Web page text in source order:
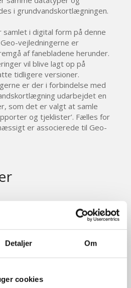
Detaljer Om
cookies
i grundvandskortlægningen.
i digital form på denne
vejledningerne er
af fanebladene herunder.
vil blive lagt op på
tidligere versioner.
er der i forbindelse med
udarbejdet en
som det er valgt at samle
og tjeklister’. Fælles for
er associerede til Geo-
grundvandsboringer